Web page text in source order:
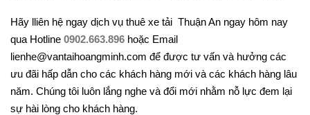
Hãy lliên hệ ngay dịch vụ thuê xe tải Thuận An ngay hôm nay
qua Hotline 0902.663.896 hoặc Email
lienhe@vantaihoangminh.com để được tư vấn và hưởng các
ưu đãi hấp dẫn cho các khách hàng mới và các khách hàng lâu
năm. Chúng tôi luôn lắng nghe và đổi mới nhằm nỗ lực đem lại
sự hài lòng cho khách hàng.